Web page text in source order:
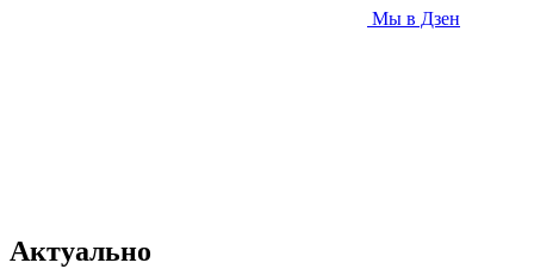
Мы в Дзен
Актуально